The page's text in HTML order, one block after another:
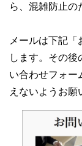
ら、混雑防止の
メールは下記
します。その後
い合わせフォー
えないようお願